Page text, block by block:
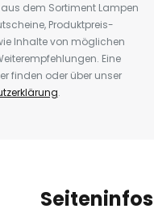
dem Sortiment Lampen
Produktpreis-
Inhalte von möglichen
Eine
finden oder über unser
.
Seiteninfos